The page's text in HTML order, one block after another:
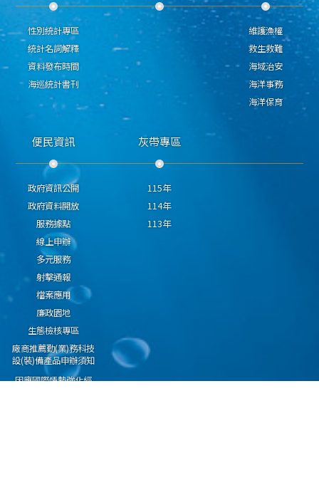
性別統計專區
統計名詞解釋
資料發布時間
海巡統計書刊
維護漁權
救生救難
海域治安
海洋事務
海洋保育
便民資訊
政府資訊公開
政府資料開放
服務據點
線上申辦
多元服務
射擊通報
檔案應用
廉政園地
生態檢核專區
廠商推薦勤(業)務科技
設(裝)備產品申辦須知
因應國際情勢強化經
灰帶專區
115年
114年
113年